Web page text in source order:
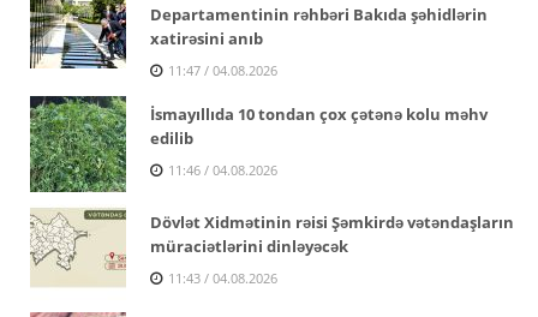
Departamentinin rəhbəri Bakıda şəhidlərin
xatirəsini anıb
11:47 / 04.08.2026
İsmayıllıda 10 tondan çox çətənə kolu məhv
edilib
11:46 / 04.08.2026
Dövlət Xidmətinin rəisi Şəmkirdə vətəndaşların
müraciətlərini dinləyəcək
11:43 / 04.08.2026